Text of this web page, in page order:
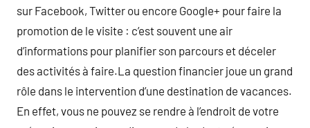
sur Facebook, Twitter ou encore Google+ pour faire la
promotion de le visite : c’est souvent une air
d’informations pour planifier son parcours et déceler
des activités à faire.La question financier joue un grand
rôle dans le intervention d’une destination de vacances.
En effet, vous ne pouvez se rendre à l’endroit de votre